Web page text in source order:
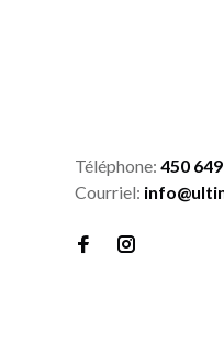
Téléphone: 450
Courriel: